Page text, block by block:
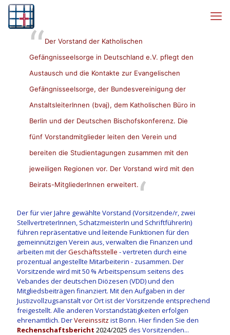
Der Vorstand der Katholischen
Gefängnisseelsorge in Deutschland e.V. pflegt den
Austausch und die Kontakte zur Evangelischen
Gefängnisseelsorge, der Bundesvereinigung der
AnstaltsleiterInnen (bvaj), dem Katholischen Büro in
Berlin und der Deutschen Bischofskonferenz. Die
fünf Vorstandmitglieder leiten den Verein und
bereiten die Studientagungen zusammen mit den
jeweiligen Regionen vor. Der Vorstand wird mit den
Beirats-MitgliederInnen erweitert.
Der für vier Jahre gewählte Vorstand (Vorsitzende/r, zwei
StellvertreterInnen, SchatzmeisterIn und SchriftführerIn)
führen repräsentative und leitende Funktionen für den
gemeinnützigen Verein aus, verwalten die Finanzen und
arbeiten mit derGeschäftsstelle - vertreten durch eine
prozentual angestellte Mitarbeiterin - zusammen. Der
Vorsitzende wird mit 50 % Arbeitspensum seitens des
Vebandes der deutschen Diözesen (VDD) und den
Mitgliedsbeiträgen finanziert. Mit den Aufgaben in der
Justizvollzugsanstalt vor Ort ist der Vorsitzende entsprechend
freigestellt. Alle anderen Vorstandstätigkeiten erfolgen
ehrenamtlich. DerVereinssitz ist Bonn. Hier finden Sie den
Rechenschaftsbericht 2024/2025 des Vorsitzenden...